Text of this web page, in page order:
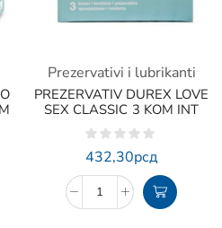
Prezervativi i lubrikanti
PREZERVATIV DUREX LOVE
SEX CLASSIC 3 KOM INT
432,30рсд